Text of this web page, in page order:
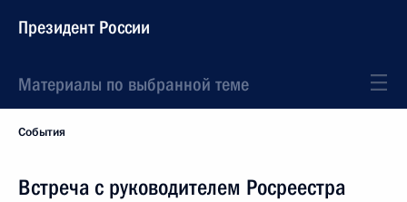
Президент России
Материалы по выбранной теме
События
Встреча с руководителем Росреестра